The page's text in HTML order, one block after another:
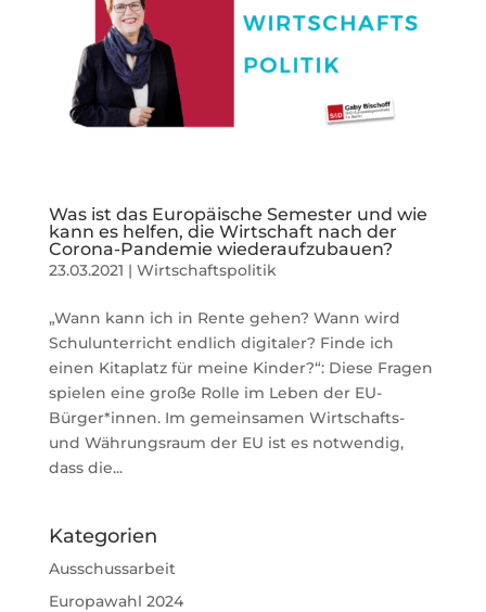
Was ist das Europäische Semester und wie
kann es helfen, die Wirtschaft nach der
Corona-Pandemie wiederaufzubauen?
23.03.2021 | Wirtschaftspolitik
„Wann kann ich in Rente gehen? Wann wird
Schulunterricht endlich digitaler? Finde ich
einen Kitaplatz für meine Kinder?“: Diese Fragen
spielen eine große Rolle im Leben der EU-
Bürger*innen. Im gemeinsamen Wirtschafts-
und Währungsraum der EU ist es notwendig,
dass die...
Kategorien
Ausschussarbeit
Europawahl 2024